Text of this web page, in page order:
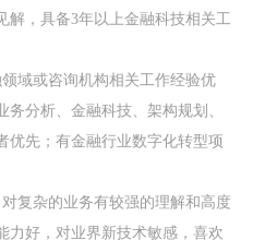
解，具备3年以上金融科技相关工
域或咨询机构相关工作经验优
分析、金融科技、架构规划、
优先；有金融行业数字化转型项
复杂的业务有较强的理解和高度
力好，对业界新技术敏感，喜欢